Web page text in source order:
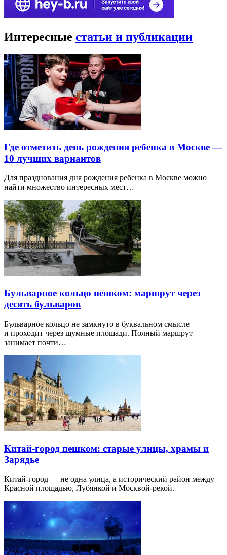
Интересные статьи и публикации
Где отметить день рождения ребенка в Москве —
10 лучших вариантов
Для празднования дня рождения ребенка в Москве можно
найти множество интересных мест…
Бульварное кольцо пешком: маршрут через
десять бульваров
Бульварное кольцо не замкнуто в буквальном смысле
и проходит через шумные площади. Полный маршрут
занимает почти…
Китай-город пешком: старые улицы, храмы и
Зарядье
Китай-город — не одна улица, а исторический район между
Красной площадью, Лубянкой и Москвой-рекой.